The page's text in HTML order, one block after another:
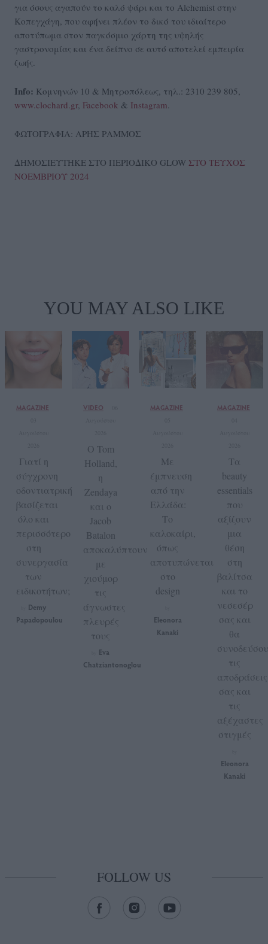
για όσους αγαπούν το καλό ψάρι και το Alchemist στην
Κοπεγχάγη, που αφήνει πλέον το δικό του ιδιαίτερο
αποτύπωμα στον παγκόσμιο χάρτη της υψηλής
γαστρονομίας και ένα δείπνο σε αυτό αποτελεί εμπειρία
ζωής.
Info: Κομνηνών 10 & Μητροπόλεως, τηλ.: 2310 239 805,
www.clochard.gr, Facebook & Instagram.
ΦΩΤΟΓΡΑΦΙΑ: ΑΡΗΣ ΡΑΜΜΟΣ
ΔΗΜΟΣΙΕΥΤΗΚΕ ΣΤΟ ΠΕΡΙΟΔΙΚΟ GLOW ΣΤΟ ΤΕΥΧΟΣ
ΝΟΕΜΒΡΙΟΥ 2024
YOU MAY ALSO LIKE
MAGAZINE
Γιατί η
σύγχρονη
οδοντιατρική
βασίζεται
όλο και
περισσότερο
στη
συνεργασία
των
ειδικοτήτων;
Demy
Papadopoulou
VIDEO
Ο Tom
Holland,
η
Zendaya
και ο
Jacob
Batalon
αποκαλύπτουν
με
χιούμορ
τις
άγνωστες
πλευρές
τους
Eva
Chatziantonoglou
MAGAZINE
Με
έμπνευση
από την
Ελλάδα:
Το
καλοκαίρι,
όπως
αποτυπώνεται
στο
design
Eleonora
Kanaki
MAGAZINE
Τα
beauty
essentials
που
αξίζουν
μια
θέση
στη
βαλίτσα
και το
νεσεσέρ
σας και
θα
τις
αποδράσεις
σας και
τις
αξέχαστες
στιγμές
Eleonora
Kanaki
FOLLOW US